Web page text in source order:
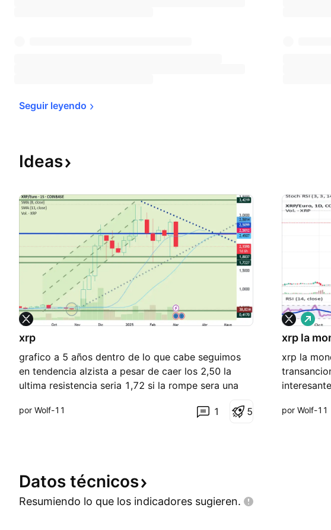
Seguir leyendo
Ideas
xrp
grafico a 5 años dentro de lo que cabe seguimos
en tendencia alzista a pesar de caer los 2,50 la
ultima resistencia seria 1,72 si la rompe sera una
por Wolf-11 1 5
xrp la
xrp la
interesante
L
a
r
o
por Wolf-11
Datos técnicos
Resumiendo lo que los indicadores sugieren.